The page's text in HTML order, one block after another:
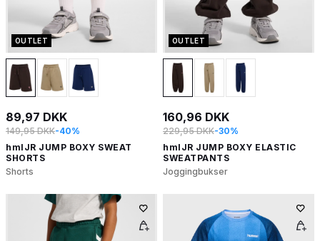
OUTLET
89,97 DKK
149,95 DKK-40%
hmlJR JUMP BOXY SWEAT
SHORTS
Shorts
OUTLET
160,96 DKK
229,95 DKK-30%
hmlJR JUMP BOXY ELASTIC
SWEATPANTS
Joggingbukser